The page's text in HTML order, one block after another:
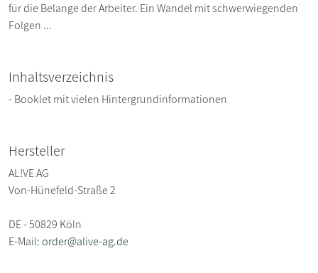
für die Belange der Arbeiter. Ein Wandel mit schwerwiegenden
Folgen ...
Inhaltsverzeichnis
- Booklet mit vielen Hintergrundinformationen
Hersteller
AL!VE AG
Von-Hünefeld-Straße 2
DE - 50829 Köln
E-Mail:order@alive-ag.de